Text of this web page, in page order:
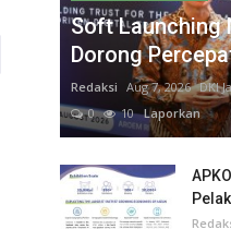
Soft Launching
Dorong
Redaksi Aug 7, 2026 DKI
0
10Laporkan